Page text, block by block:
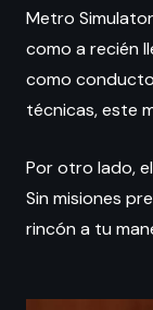
Metro
como a recién
como
técnicas, este
Por otro lado,
Sin misiones
rincón a tu